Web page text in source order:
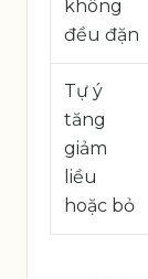
không
đều đặn
Tự ý
tăng
giảm
liều
hoặc bỏ